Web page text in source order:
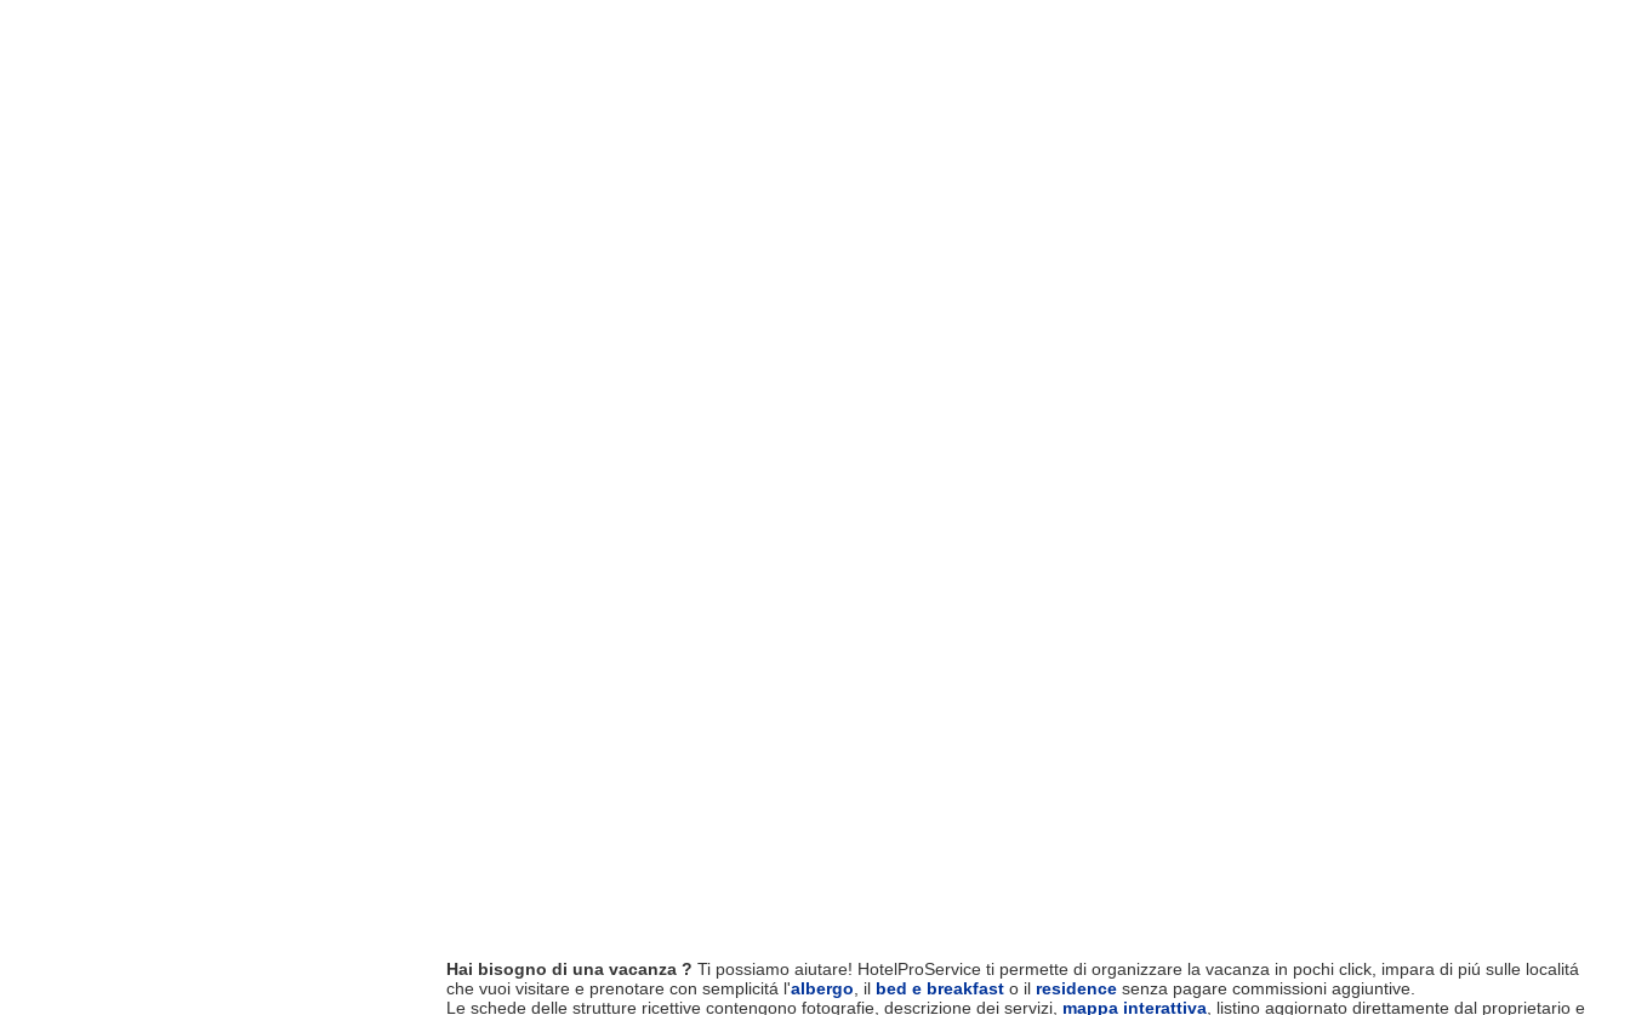
Hai bisogno di una vacanza ? Ti possiamo aiutare! HotelProService ti permette di organizzare la vacanza in pochi click, impara di piú sulle localitá
che vuoi visitare e prenotare con semplicitá l'albergo , il bed e breakfast o il residence senza pagare commissioni aggiuntive.
Le schede delle strutture ricettive contengono fotografie, descrizione dei servizi, mappa interattiva , listino aggiornato direttamente dal proprietario e